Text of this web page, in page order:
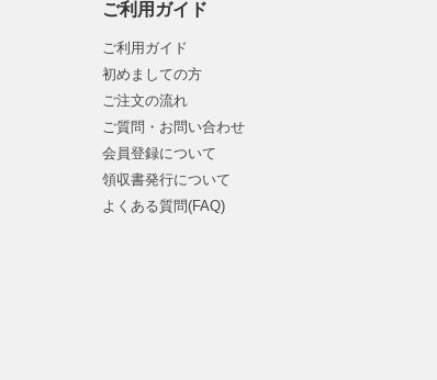
ご利用ガイド
ご利用ガイド
初めましての方
ご注文の流れ
ご質問・お問い合わせ
会員登録について
領収書発行について
よくある質問(FAQ)